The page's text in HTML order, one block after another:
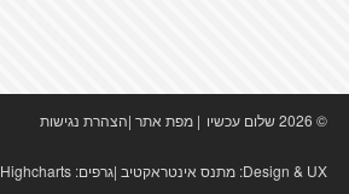
© 2026 שלום עכשיו | מפת אתר|הצהרת נגישות
Design & UX: מתנס אינטראקטיב|גרפים: Highcharts